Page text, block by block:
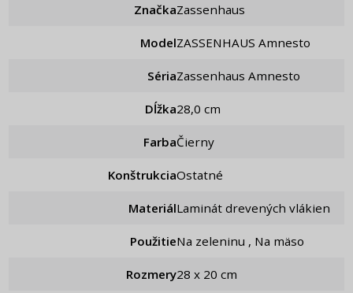
Značka Zassenhaus
Model ZASSENHAUS Amnesto
Séria Zassenhaus Amnesto
Dĺžka 28,0 cm
Farba Čierny
Konštrukcia Ostatné
Materiál Laminát drevených vlákien
Použitie Na zeleninu , Na mäso
Rozmery 28 x 20 cm